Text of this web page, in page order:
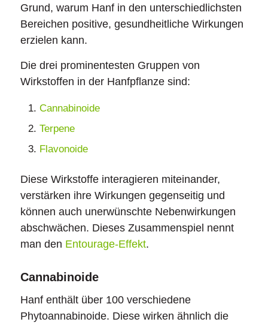
Grund, warum Hanf in den unterschiedlichsten
Bereichen positive, gesundheitliche Wirkungen
erzielen kann.
Die drei prominentesten Gruppen von
Wirkstoffen in der Hanfpflanze sind:
Cannabinoide
Terpene
Flavonoide
Diese Wirkstoffe interagieren miteinander,
verstärken ihre Wirkungen gegenseitig und
können auch unerwünschte Nebenwirkungen
abschwächen. Dieses Zusammenspiel nennt
man den Entourage-Effekt.
Cannabinoide
Hanf enthält über 100 verschiedene
Phytoannabinoide. Diese wirken ähnlich die